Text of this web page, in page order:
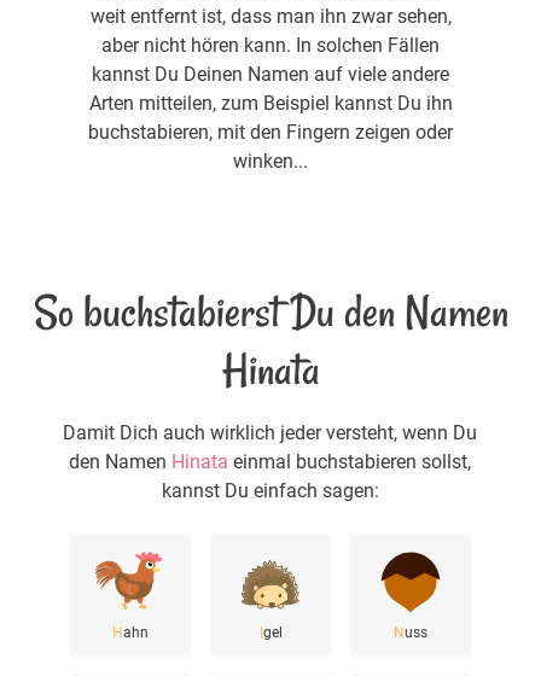
weit entfernt ist, dass man ihn zwar sehen,
aber nicht hören kann. In solchen Fällen
kannst Du Deinen Namen auf viele andere
Arten mitteilen, zum Beispiel kannst Du ihn
buchstabieren, mit den Fingern zeigen oder
winken...
So buchstabierst Du den Namen
Hinata
Damit Dich auch wirklich jeder versteht, wenn Du
den Namen Hinata einmal buchstabieren sollst,
kannst Du einfach sagen:
Hahn gel Nuss